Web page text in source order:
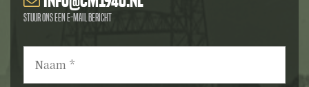
Stuur ons een e-mail bericht
Naam *